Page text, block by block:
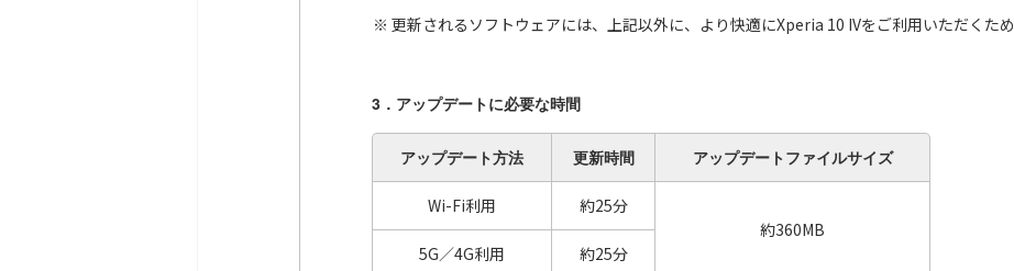
更新されるソフトウェアには、上記以外に、より快適にXperia 10 IVをご利用いただくた
3．アップデートに必要な時間
アップデート方法 更新時間 アップデート ファイルサイズ
Wi-Fi利用
約25分
約360MB
5G／4G利用
約25分